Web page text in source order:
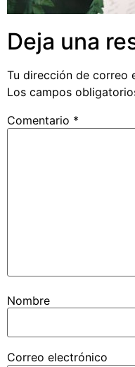
Deja una
Tu dirección de correo
Los campos
Comentario *
Nombre
Correo electrónico